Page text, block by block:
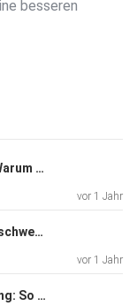
besseren
mit
für
#136 - Ehe, Gesundheit, Glück: Warum verheiratete Menschen oft länger leben
vor 1 Jahr
#135 – Der stoische Weg durch schwere Zeiten: 5 Strategien für Gelassenheit, Fokus und Widerstandskraft
vor 1 Jahr
#133 – Familie, Umfeld, Bewegung: So beeinflusst die Kindheit unser Sportverhalten